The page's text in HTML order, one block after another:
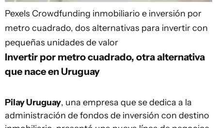
Pexels Crowdfunding inmobiliario e inversión por
metro cuadrado, dos alternativas para invertir con
pequeñas unidades de valor
Invertir por metro cuadrado, otra alternativa
que nace en Uruguay
Pilay Uruguay, una empresa que se dedica a la
administración de fondos de inversión con destino